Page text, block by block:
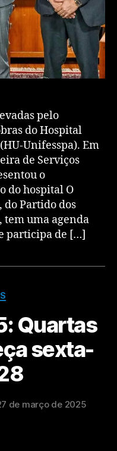
pelo
do Hospital
Unifesspa). Em
de Serviços
o
do hospital O
do Partido dos
tem uma agenda
participa de […]
Quartas
sexta-
de março de 2025